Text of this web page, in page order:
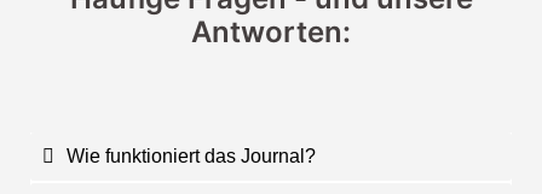
Antworten:
Wie funktioniert das Journal?